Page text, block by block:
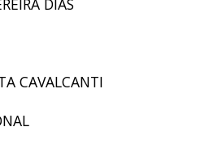
DIAS
CAVALCANTI